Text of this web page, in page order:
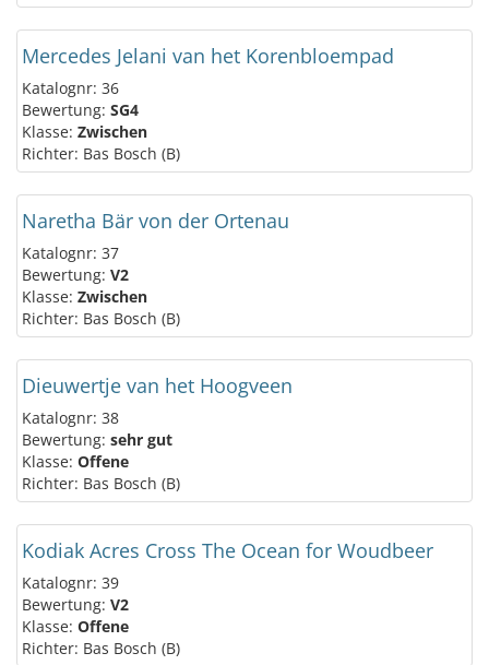
Mercedes Jelani van het Korenbloempad
Katalognr: 36
Bewertung: SG4
Klasse: Zwischen
Richter: Bas Bosch (B)
Naretha Bär von der Ortenau
Katalognr: 37
Bewertung: V2
Klasse: Zwischen
Richter: Bas Bosch (B)
Dieuwertje van het Hoogveen
Katalognr: 38
Bewertung: sehr gut
Klasse: Offene
Richter: Bas Bosch (B)
Kodiak Acres Cross The Ocean for Woudbeer
Katalognr: 39
Bewertung: V2
Klasse: Offene
Richter: Bas Bosch (B)